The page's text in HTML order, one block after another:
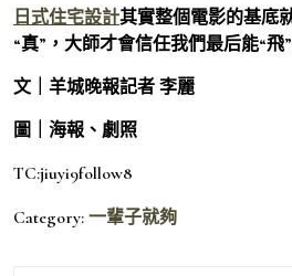
日式住宅設計其實整個電影的基底
“真”，大師才會信任我們最后能“飛
文｜羊城晚報記者 李麗
圖｜海報、劇照
TC:jiuyi9follow8
Category: 一輩子就夠